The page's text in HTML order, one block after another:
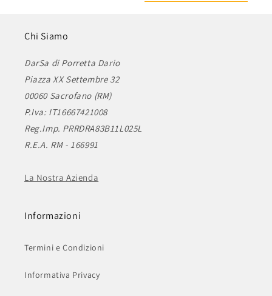
Chi Siamo
DarSa di Porretta Dario
Piazza XX Settembre 32
00060 Sacrofano (RM)
P.Iva: IT16667421008
Reg.Imp. PRRDRA83B11L025L
R.E.A. RM - 166991
La Nostra Azienda
Informazioni
Termini e Condizioni
Informativa Privacy